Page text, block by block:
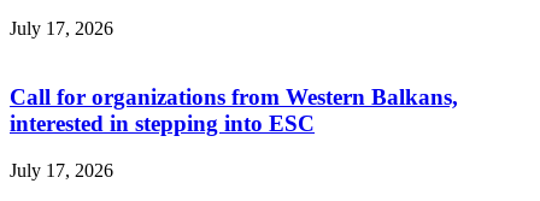
July 17, 2026
Call for organizations from Western Balkans,
interested in stepping into ESC
July 17, 2026